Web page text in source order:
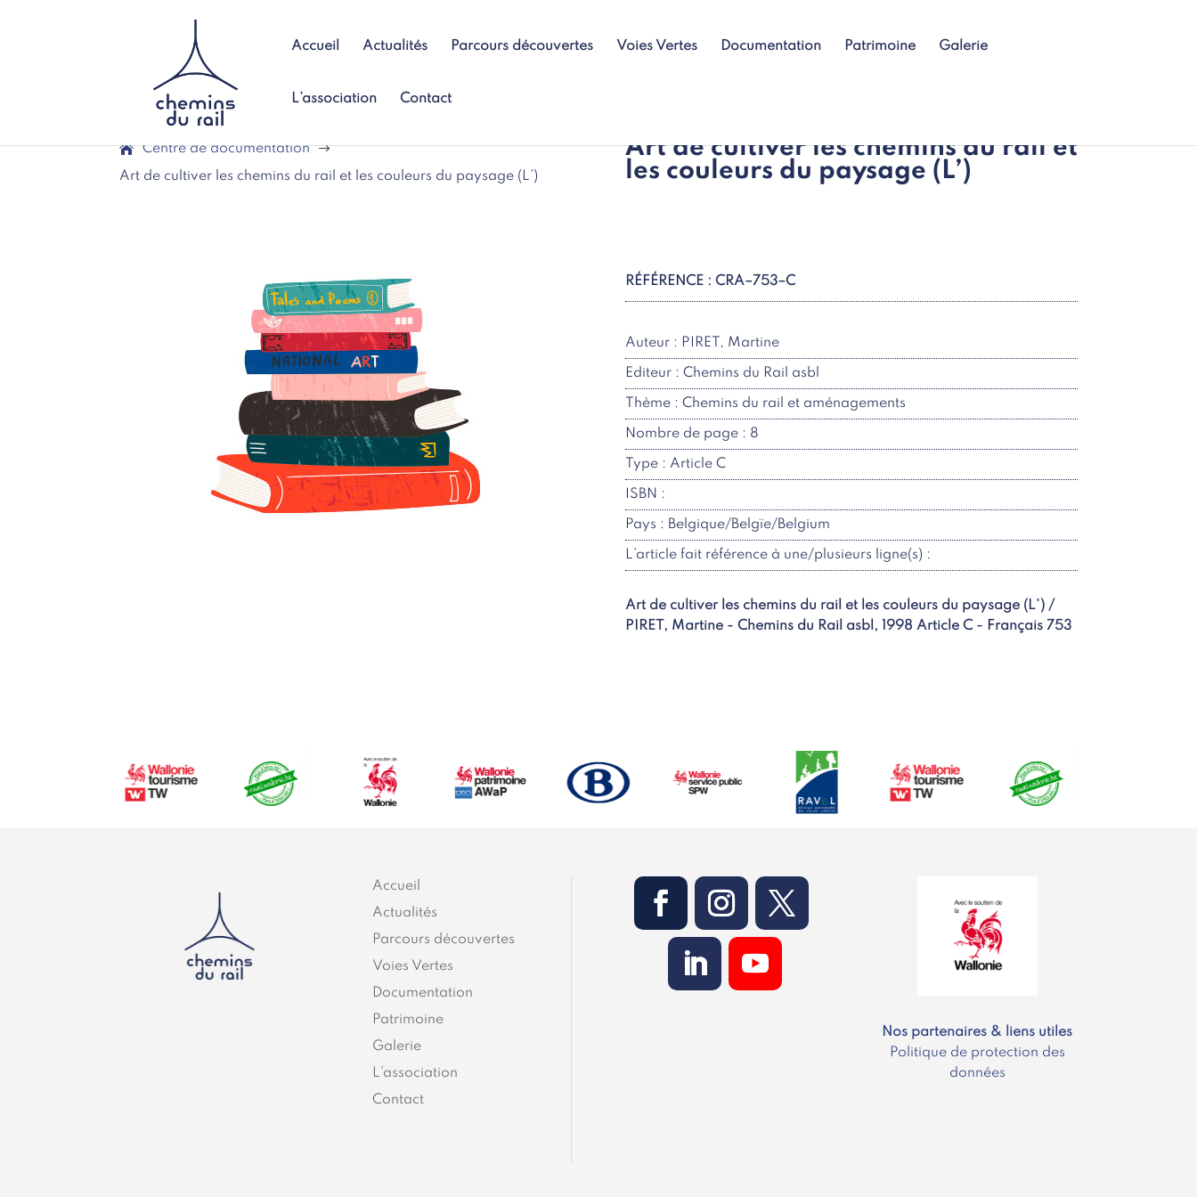
Accueil Actualités Parcours découvertes Voies Vertes Documentation Patrimoine Galerie
L’association Contact
Centre de documentation $
Art de cultiver les chemins du rail et les couleurs du paysage (L’)
Art de cultiver les chemins du rail et
les couleurs du paysage (L’)
RÉFÉRENCE : CRA–753–C
Auteur : PIRET, Martine
Editeur : Chemins du Rail asbl
Thème : Chemins du rail et aménagements
Nombre de page : 8
Type : Article C
ISBN :
Pays : Belgique/Belgïe/Belgium
L’article fait référence à une/plusieurs ligne(s) :
Art de cultiver les chemins du rail et les couleurs du paysage (L') /
PIRET, Martine - Chemins du Rail asbl, 1998 Article C - Français 753
Accueil
Actualités
Parcours découvertes
Voies Vertes
Documentation
Patrimoine
Galerie
L’association
Contact
Nos partenaires & liens utiles
Politique de protection des
données